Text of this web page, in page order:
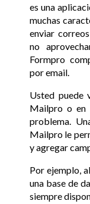
es una
muchas
enviar
no
Formpro
por email.
Usted puede
Mailpro o en
problema.
Mailpro le
y agregar
Por ejemplo,
una base de
siempre